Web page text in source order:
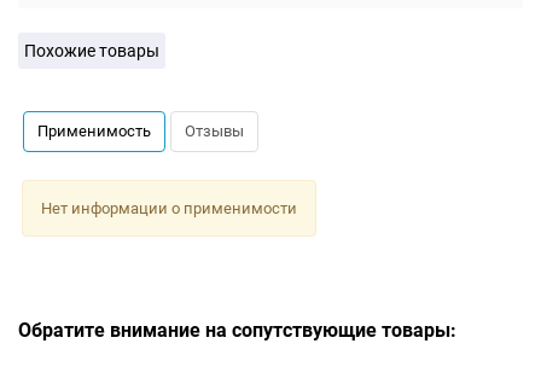
Похожие товары
Применимость Отзывы
Нет информации о применимости
Обратите внимание на сопутствующие товары: